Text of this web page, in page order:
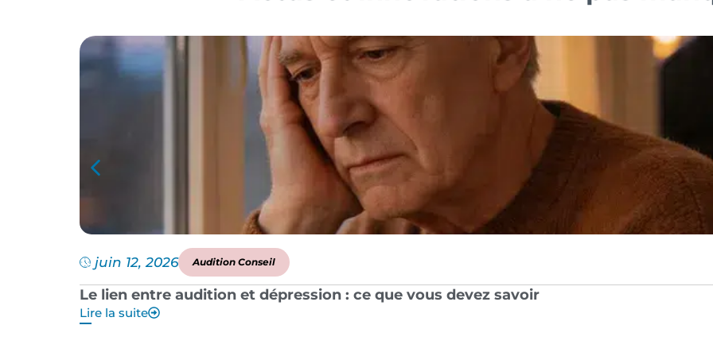
juin 12, 2026 Audition Conseil
Le lien entre audition et dépression : ce que vous devez savoir
Lire la suite